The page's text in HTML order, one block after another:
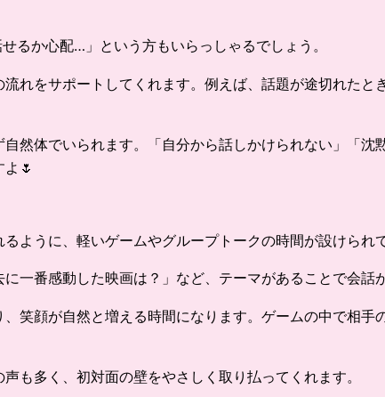
るか心配…」という方もいらっしゃるでしょう。
れをサポートしてくれます。例えば、話題が途切れた
然体でいられます。「自分から話しかけられない」「
🌷
ように、軽いゲームやグループトークの時間が設けられ
一番感動した映画は？」など、テーマがあることで会話
笑顔が自然と増える時間になります。ゲームの中で相
も多く、初対面の壁をやさしく取り払ってくれます。